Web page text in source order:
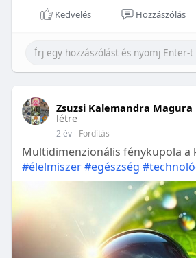
Kedvelés Hozzászólás
Zsuzsi Kalemandra Magura
létre
2 év- Fordítás
Multidimenzionális fénykupola a
#élelmiszer#egészség